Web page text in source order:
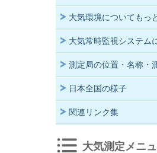
大気環境についてもっ
大気常時監視システム
測定局の位置・名称・
日本全国の様子
関連リンク集
大気測定メニ